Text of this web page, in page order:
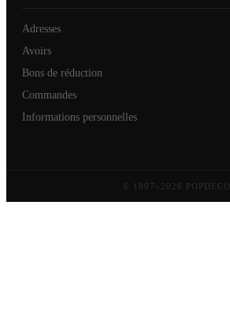
Adresses
Avoirs
Bons de réduction
Commandes
Informations personnelles
© 1997–2026 POPDECO